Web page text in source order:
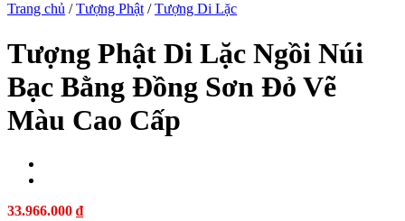
Trang chủ / Tượng Phật / Tượng Di Lặc
Tượng Phật Di Lặc Ngồi Núi
Bạc Bằng Đồng Sơn Đỏ Vẽ
Màu Cao Cấp
33.966.000 ₫